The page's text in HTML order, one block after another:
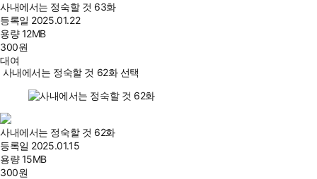
사내에서는 정숙할 것 63화
등록일 2025.01.22
용량12MB
300원
대여
사내에서는 정숙할 것 62화 선택
사내에서는 정숙할 것 62화
등록일 2025.01.15
용량15MB
300원